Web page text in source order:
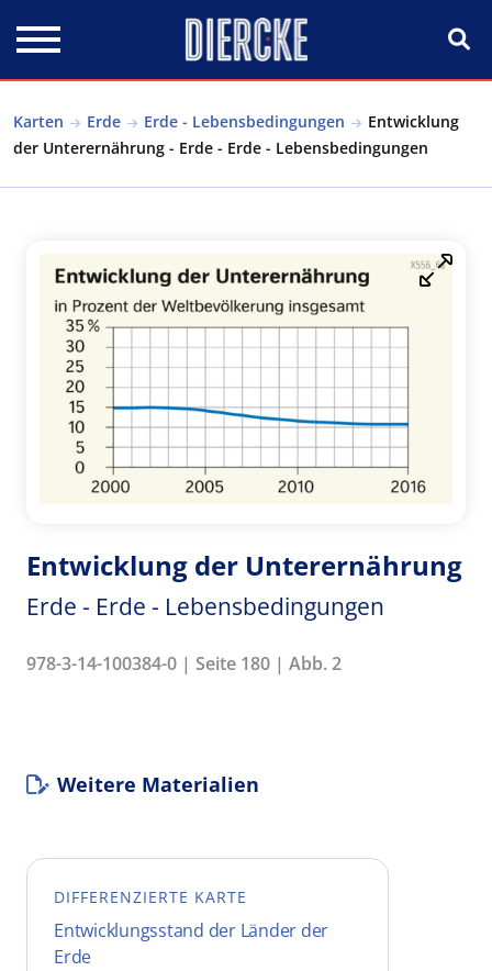
Karten Erde Erde - Lebensbedingungen
Entwicklung
der Unterernährung - Erde - Erde - Lebensbedingungen
Entwicklung der Unterernährung
Erde - Erde - Lebensbedingungen
978-3-14-100384-0 | Seite 180 | Abb. 2
Weitere Materialien
DIFFERENZIERTE KARTE
Entwicklungsstand der Länder der
Erde